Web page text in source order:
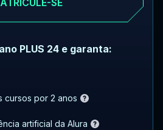
PLUS 24 e garanta:
cursos por 2 anos
artificial da Alura